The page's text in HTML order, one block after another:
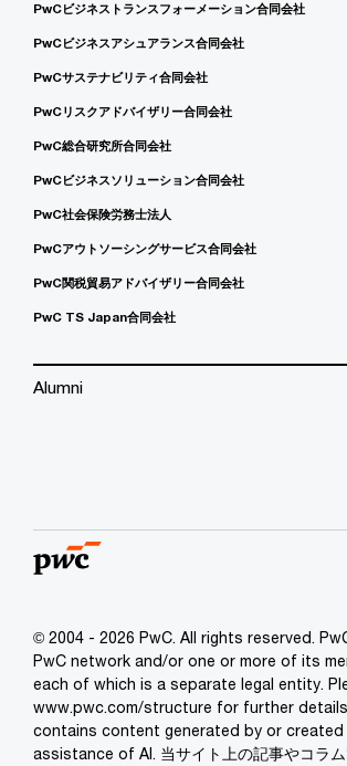
PwCビジネストランスフォーメーション合同会社
PwCビジネスアシュアランス合同会社
PwCサステナビリティ合同会社
PwCリスクアドバイザリー合同会社
PwC総合研究所合同会社
PwCビジネスソリューション合同会社
PwC社会保険労務士法人
PwCアウトソーシングサービス合同会社
PwC関税貿易アドバイザリー合同会社
PwC TS Japan合同会社
Alumni
© 2004 - 2026 PwC. All rights reserved.
PwC network and/or one or more of its
each of which is a separate legal entity.
www.pwc.com/structure for further
contains content generated by or
assistance of AI. 当サイト上の記事やコラ